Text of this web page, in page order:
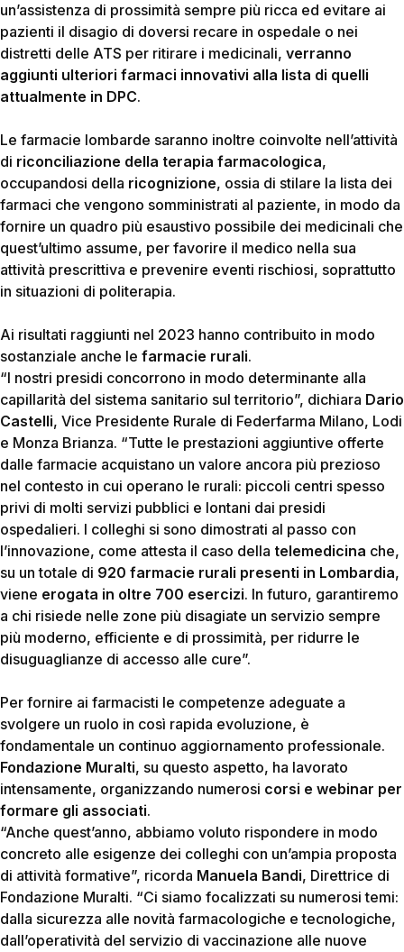
un’assistenza di prossimità sempre più ricca ed evitare ai
pazienti il disagio di doversi recare in ospedale o nei
distretti delle ATS per ritirare i medicinali, verranno
aggiunti ulteriori farmaci innovativi alla lista di quelli
attualmente in DPC.
Le farmacie lombarde saranno inoltre coinvolte nell’attività
di riconciliazione della terapia farmacologica,
occupandosi della ricognizione, ossia di stilare la lista dei
farmaci che vengono somministrati al paziente, in modo da
fornire un quadro più esaustivo possibile dei medicinali che
quest’ultimo assume, per favorire il medico nella sua
attività prescrittiva e prevenire eventi rischiosi, soprattutto
in situazioni di politerapia.
Ai risultati raggiunti nel 2023 hanno contribuito in modo
sostanziale anche le farmacie rurali.
“I nostri presidi concorrono in modo determinante alla
capillarità del sistema sanitario sul territorio”, dichiara Dario
Castelli, Vice Presidente Rurale di Federfarma Milano, Lodi
e Monza Brianza. “Tutte le prestazioni aggiuntive offerte
dalle farmacie acquistano un valore ancora più prezioso
nel contesto in cui operano le rurali: piccoli centri spesso
privi di molti servizi pubblici e lontani dai presidi
ospedalieri. I colleghi si sono dimostrati al passo con
l’innovazione, come attesta il caso della telemedicina che,
su un totale di 920 farmacie rurali presenti in Lombardia,
viene erogata in oltre 700 esercizi. In futuro, garantiremo
a chi risiede nelle zone più disagiate un servizio sempre
più moderno, efficiente e di prossimità, per ridurre le
disuguaglianze di accesso alle cure”.
Per fornire ai farmacisti le competenze adeguate a
svolgere un ruolo in così rapida evoluzione, è
fondamentale un continuo aggiornamento professionale.
Fondazione Muralti, su questo aspetto, ha lavorato
intensamente, organizzando numerosi corsi e webinar per
formare gli associati.
“Anche quest’anno, abbiamo voluto rispondere in modo
concreto alle esigenze dei colleghi con un’ampia proposta
di attività formative”, ricorda Manuela Bandi, Direttrice di
Fondazione Muralti. “Ci siamo focalizzati su numerosi temi:
dalla sicurezza alle novità farmacologiche e tecnologiche,
dall’operatività del servizio di vaccinazione alle nuove